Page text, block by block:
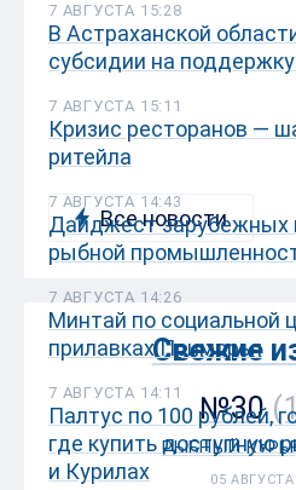
7 АВГУСТА 15:28
В Астраханской
субсидии на
7 АВГУСТА 15:11
Кризис ресторанов —
ритейла
7 АВГУСТА 14:43
Дайджест зарубежных
рыбной
7 АВГУСТА 14:26
Минтай по социальной
прилавках Приморья
7 АВГУСТА 14:11
Палтус по 100 рублей,
где купить доступную
и Курилах
Все новости
Свежие
№30
РЫБНЫЙ
05 АВГУСТА